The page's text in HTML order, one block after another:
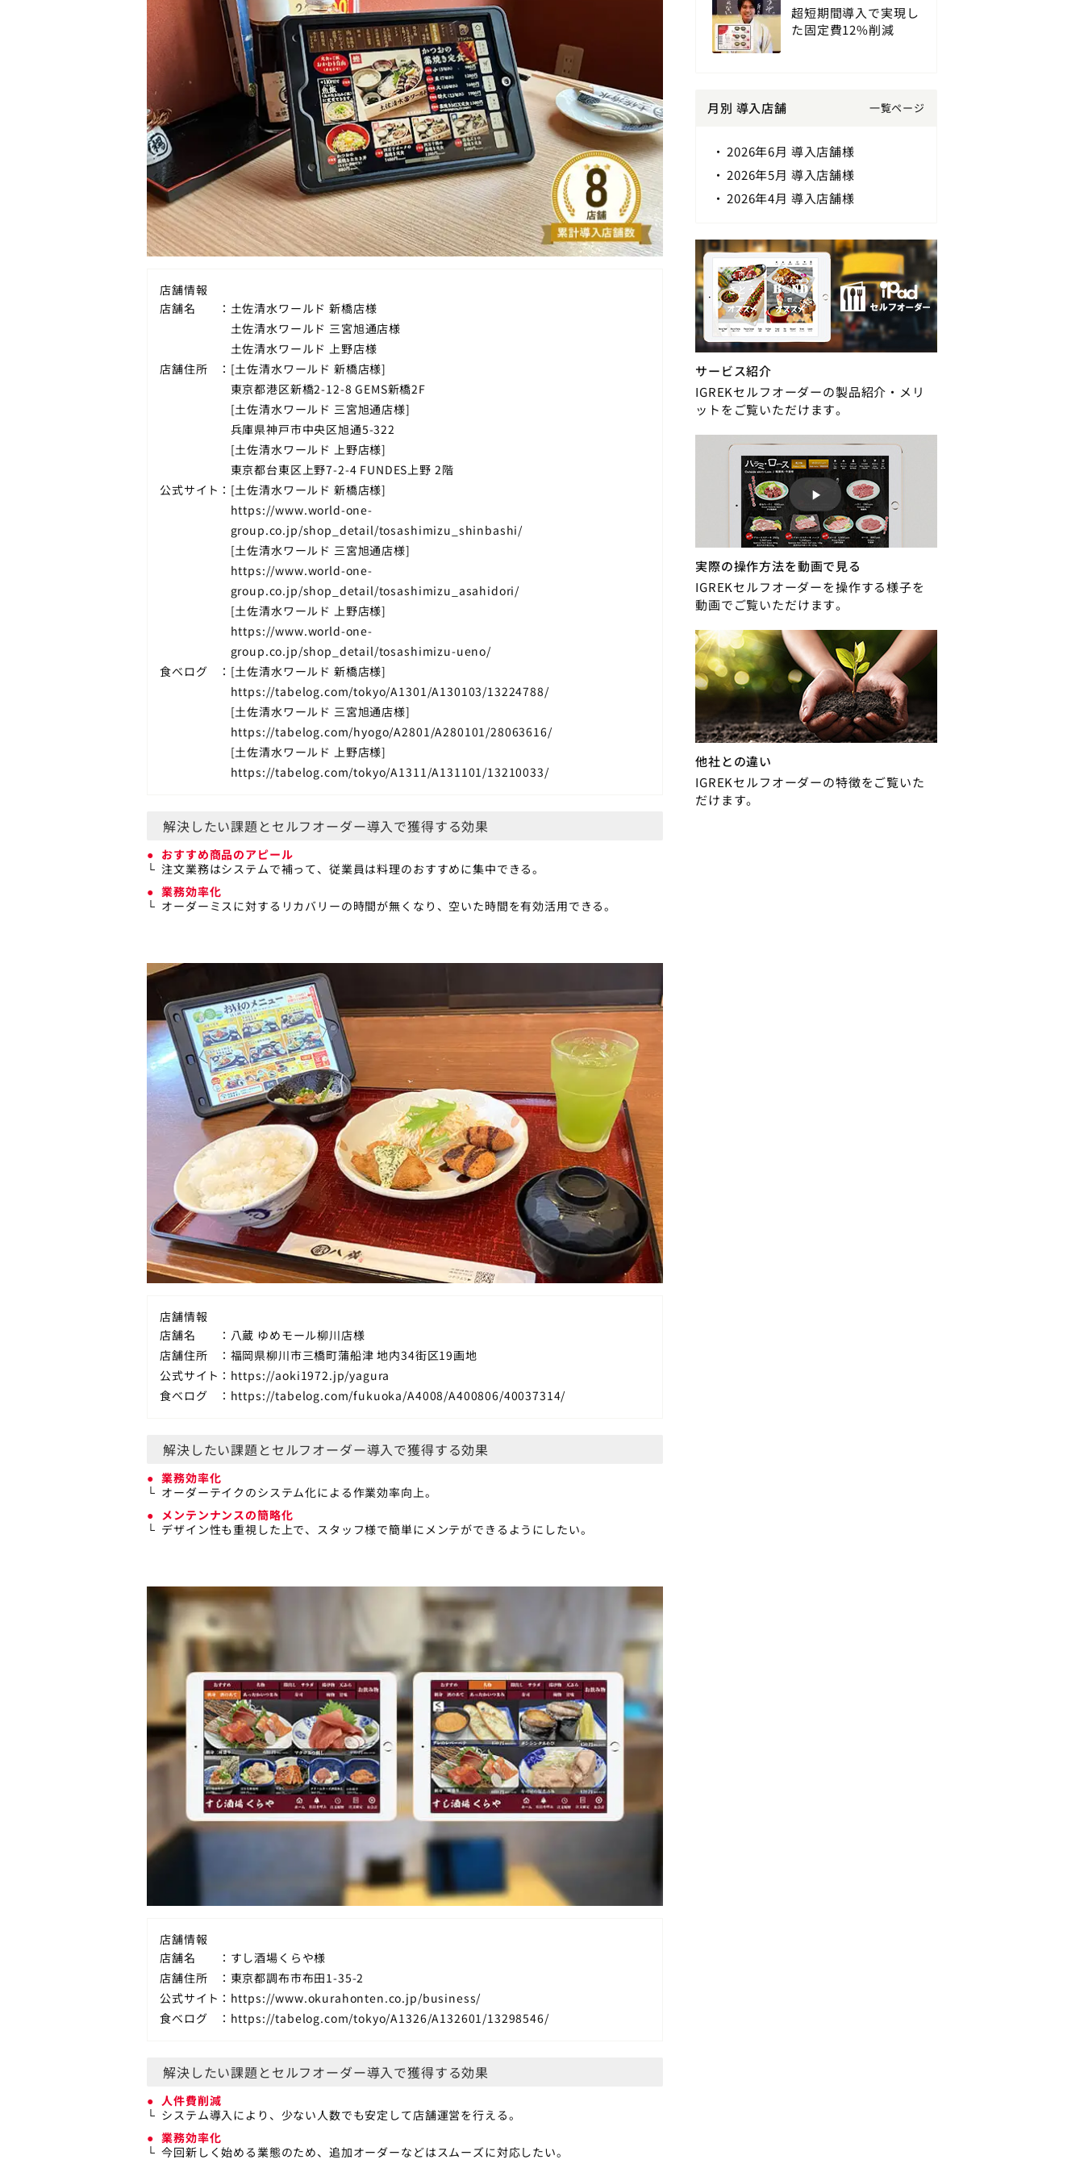
店舗情報
店舗名
土佐清水ワールド 新橋店様
土佐清水ワールド 三宮旭通店様
土佐清水ワールド 上野店様
店舗住所
[土佐清水ワールド 新橋店様]
東京都港区新橋2-12-8 GEMS新橋2F
[土佐清水ワールド 三宮旭通店様]
兵庫県神戸市中央区旭通5-322
[土佐清水ワールド 上野店様]
東京都台東区上野7-2-4 FUNDES上野 2階
公式サイト
[土佐清水ワールド 新橋店様]
https://www.world-one-
group.co.jp/shop_detail/tosashimizu_shinbashi/
[土佐清水ワールド 三宮旭通店様]
https://www.world-one-
group.co.jp/shop_detail/tosashimizu_asahidori/
[土佐清水ワールド 上野店様]
https://www.world-one-
group.co.jp/shop_detail/tosashimizu-ueno/
食べログ
[土佐清水ワールド 新橋店様]
https://tabelog.com/tokyo/A1301/A130103/13224788/
[土佐清水ワールド 三宮旭通店様]
https://tabelog.com/hyogo/A2801/A280101/28063616/
[土佐清水ワールド 上野店様]
https://tabelog.com/tokyo/A1311/A131101/13210033/
解決したい課題とセルフオーダー導入で獲得する効果
おすすめ商品のアピール
注文業務はシステムで補って、従業員は料理のおすすめに集中できる。
業務効率化
オーダーミスに対するリカバリーの時間が無くなり、空いた時間を有効活用できる。
店舗情報
店舗名
八蔵 ゆめモール柳川店様
店舗住所
福岡県柳川市三橋町蒲船津 地内34街区19画地
公式サイト
https://aoki1972.jp/yagura
食べログ
https://tabelog.com/fukuoka/A4008/A400806/40037314/
解決したい課題とセルフオーダー導入で獲得する効果
業務効率化
オーダーテイクのシステム化による作業効率向上。
メンテンナンスの簡略化
デザイン性も重視した上で、スタッフ様で簡単にメンテができるようにしたい。
店舗情報
店舗名
すし酒場くらや様
店舗住所
東京都調布市布田1-35-2
公式サイト
https://www.okurahonten.co.jp/business/
食べログ
https://tabelog.com/tokyo/A1326/A132601/13298546/
解決したい課題とセルフオーダー導入で獲得する効果
人件費削減
システム導入により、少ない人数でも安定して店舗運営を行える。
業務効率化
今回新しく始める業態のため、追加オーダーなどはスムーズに対応したい。
超短期間導入で実現し
た固定費12%削減
月別 導入店舗 一覧ページ
2026年6月 導入店舗様
2026年5月 導入店舗様
2026年4月 導入店舗様
サービス紹介
IGREKセルフオーダーの製品紹介・メリ
ットをご覧いただけます。
実際の操作方法を動画で見る
IGREKセルフオーダーを操作する様子を
動画でご覧いただけます。
他社との違い
IGREKセルフオーダーの特徴をご覧いた
だけます。